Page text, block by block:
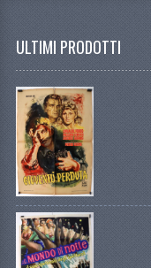
ULTIMI PRODOTTI